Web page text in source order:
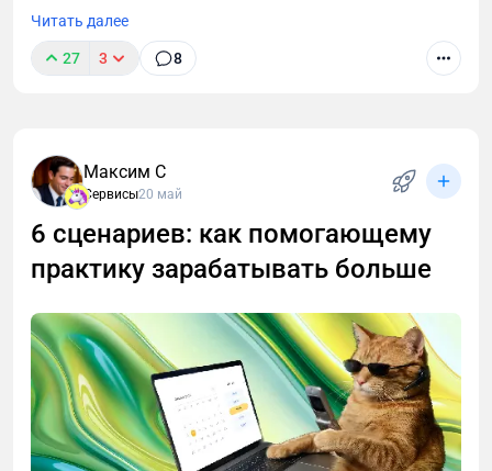
Читать далее
27 3 8
Максим С
Сервисы20 май
6 сценариев: как помогающему
практику зарабатывать больше